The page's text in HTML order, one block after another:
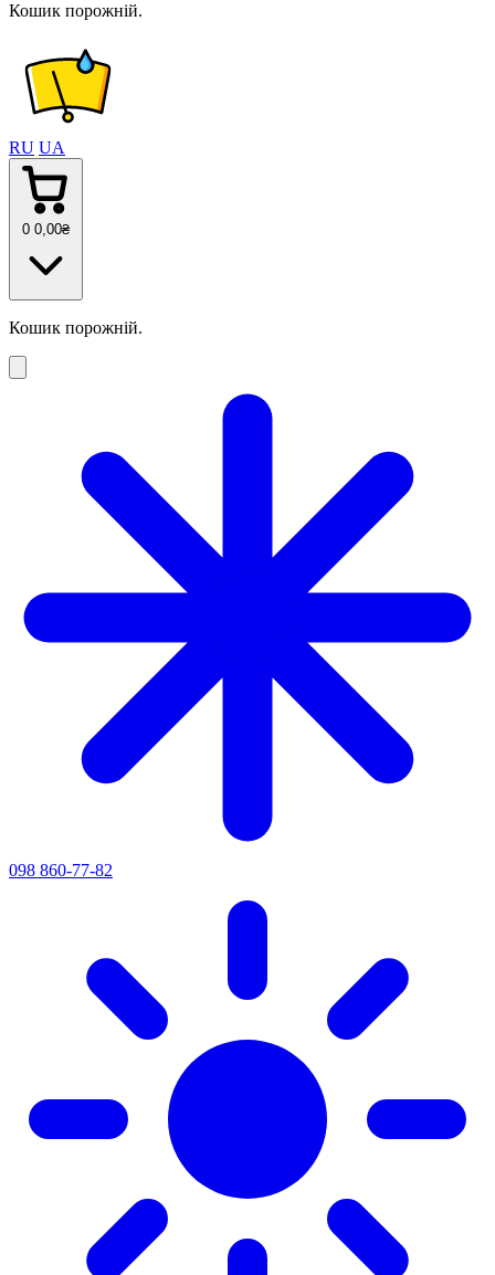
Кошик порожній.
RU UA
0 0 ,00₴
Кошик порожній.
098 860-77-82